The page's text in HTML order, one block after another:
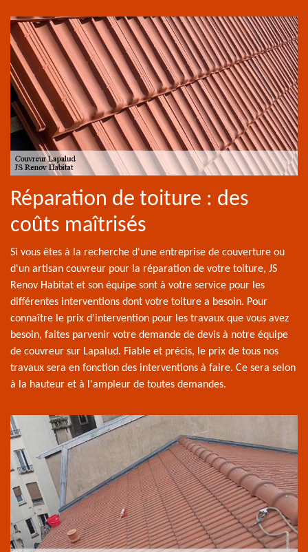
Réparation de toiture : des
coûts maîtrisés
Si vous êtes à la recherche d'une entreprise de couverture ou
d'un artisan couvreur pour la réparation de votre toiture, JS
Renov Habitat et son équipe sont à votre service pour les
différentes interventions dont votre toiture a besoin. Pour
connaître le prix d'intervention pour les travaux que vous avez
besoin, faites parvenir votre demande de devis à notre équipe
de couvreur sur Lapalud. Fiable et précis, le prix de tous nos
travaux sera en fonction des interventions à faire. Ce sera selon
à la hauteur et à l'ampleur de toutes demandes.